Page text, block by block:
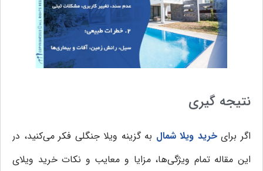
نتیجه گیری
اگر برایخرید ویلا شمال به گزینه ویلا جنگلی فکر می‌کنید، در
این مقاله تمام ویژگی‌ها، مزایا و معایب و نکات خرید ویلای